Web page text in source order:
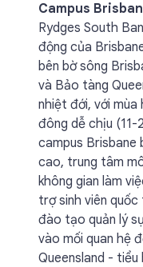
Campus
Rydges South
động của
bên bờ sông
và Bảo tàng
nhiệt đới, với mùa
đông dễ chịu (11-
campus Brisbane
cao, trung tâm
không gian làm
trợ sinh viên
đào tạo quản lý
vào mối quan hệ
Queensland - tiểu